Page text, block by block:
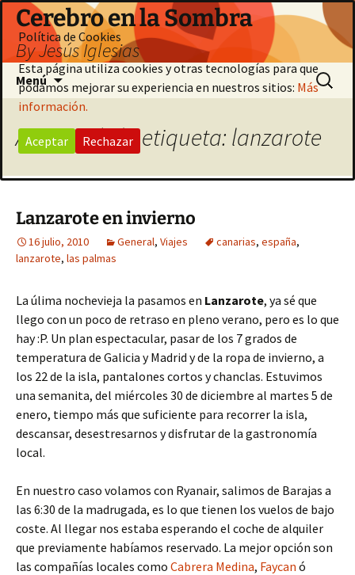
Saltar
contenido
Cerebro en la Sombra
By Jesús Iglesias
Menú Buscar:
Archivo de la etiqueta: lanzarote
Lanzarote en invierno
16 julio, 2010 General, Viajes canarias, españa,
lanzarote, las palmas
La úlima nochevieja la pasamos en Lanzarote, ya sé que
llego con un poco de retraso en pleno verano, pero es lo que
hay :P. Un plan espectacular, pasar de los 7 grados de
temperatura de Galicia y Madrid y de la ropa de invierno, a
los 22 de la isla, pantalones cortos y chanclas. Estuvimos
una semanita, del miércoles 30 de diciembre al martes 5 de
enero, tiempo más que suficiente para recorrer la isla,
descansar, desestresarnos y disfrutar de la gastronomía
local.
En nuestro caso volamos con Ryanair, salimos de Barajas a
las 6:30 de la madrugada, es lo que tienen los vuelos de bajo
coste. Al llegar nos estaba esperando el coche de alquiler
que previamente habíamos reservado. La mejor opción son
las compañías locales como Cabrera Medina, Faycan ó
Política de Cookies
Esta página utiliza cookies y otras tecnologías para que
podamos mejorar su experiencia en nuestros sitios: Más
información.
Aceptar Rechazar